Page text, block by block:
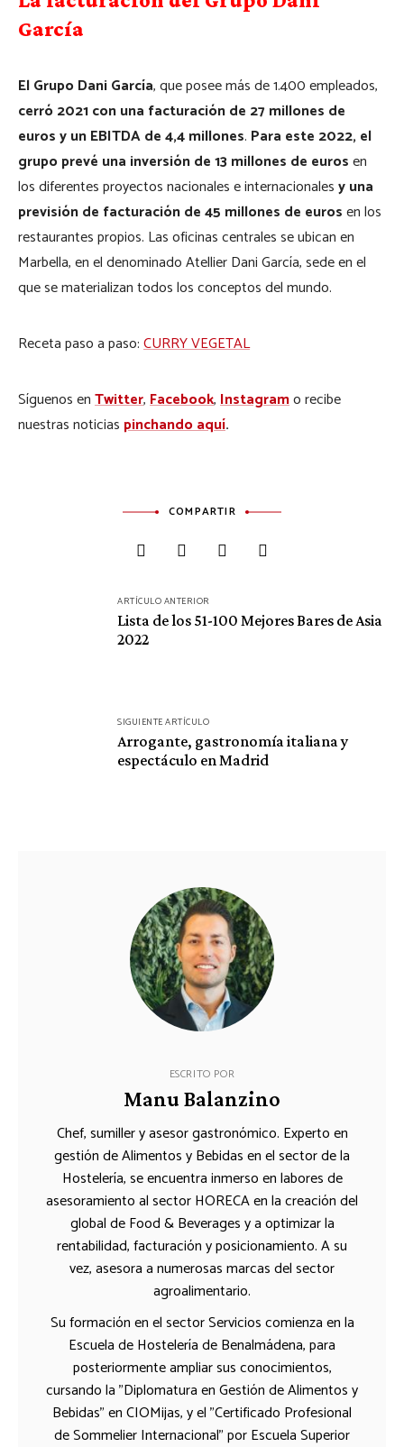
García
El Grupo Dani García, que posee más de 1.400 empleados,
cerró 2021 con una facturación de 27 millones de
euros y un EBITDA de 4,4 millones. Para este 2022, el
grupo prevé una inversión de 13 millones de eurosen
los diferentes proyectos nacionales e internacionalesy una
previsión de facturación de 45 millones de eurosen los
restaurantes propios. Las oficinas centrales se ubican en
Marbella, en el denominado Atellier Dani García, sede en el
que se materializan todos los conceptos del mundo.
Receta paso a paso:CURRY VEGETAL
Síguenos enTwitter,Facebook,Instagramo recibe
nuestras noticias pinchando aquí.
COMPARTIR
ARTÍCULO ANTERIOR
Lista de los 51-100 Mejores Bares de Asia
2022
SIGUIENTE ARTÍCULO
Arrogante, gastronomía italiana y
espectáculo en Madrid
ESCRITO POR
Manu Balanzino
Chef, sumiller y asesor gastronómico. Experto en
gestión de Alimentos y Bebidas en el sector de la
Hostelería, se encuentra inmerso en labores de
asesoramiento al sector HORECA en la creación del
global de Food & Beverages y a optimizar la
rentabilidad, facturación y posicionamiento. A su
vez, asesora a numerosas marcas del sector
agroalimentario.
Su formación en el sector Servicios comienza en la
Escuela de Hostelería de Benalmádena, para
posteriormente ampliar sus conocimientos,
cursando la "Diplomatura en Gestión de Alimentos y
Bebidas" en CIOMijas, y el "Certificado Profesional
de Sommelier Internacional" por Escuela Superior